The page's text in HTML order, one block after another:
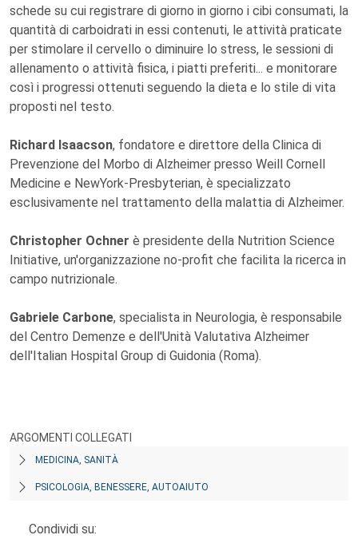
schede su cui registrare di giorno in giorno i cibi consumati, la
quantità di carboidrati in essi contenuti, le attività praticate
per stimolare il cervello o diminuire lo stress, le sessioni di
allenamento o attività fisica, i piatti preferiti... e monitorare
così i progressi ottenuti seguendo la dieta e lo stile di vita
proposti nel testo.
Richard Isaacson, fondatore e direttore della Clinica di
Prevenzione del Morbo di Alzheimer presso Weill Cornell
Medicine e NewYork-Presbyterian, è specializzato
esclusivamente nel trattamento della malattia di Alzheimer.
Christopher Ochner è presidente della Nutrition Science
Initiative, un'organizzazione no-profit che facilita la ricerca in
campo nutrizionale.
Gabriele Carbone, specialista in Neurologia, è responsabile
del Centro Demenze e dell'Unità Valutativa Alzheimer
dell'Italian Hospital Group di Guidonia (Roma).
ARGOMENTI COLLEGATI
MEDICINA, SANITÀ
PSICOLOGIA, BENESSERE, AUTOAIUTO
Condividi su: